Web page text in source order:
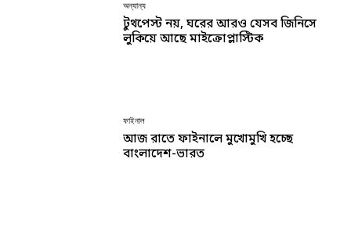
অন্যান্য
টুথপেস্ট নয়, ঘরের আরও যেসব জিনিসে
লুকিয়ে আছে মাইক্রোপ্লাস্টিক
ফাইনাল
আজ রাতে ফাইনালে মুখোমুখি হচ্ছে
বাংলাদেশ-ভারত